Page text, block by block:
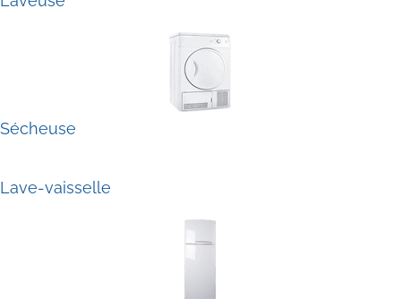
Sécheuse
Lave-vaisselle